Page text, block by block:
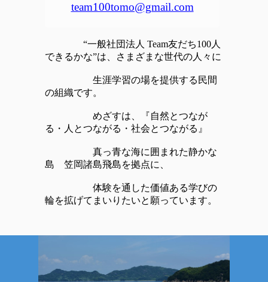
team100tomo@gmail.com
“一般社団法人 Team友だち100人
できるかな”は、さまざまな世代の人々に
生涯学習の場を提供する民間
の組織です。
めざすは、『自然とつなが
る・人とつながる・社会とつながる』
真っ青な海に囲まれた静かな
島 笠岡諸島飛島を拠点に、
体験を通した価値ある学びの
輪を拡げてまいりたいと願っています。